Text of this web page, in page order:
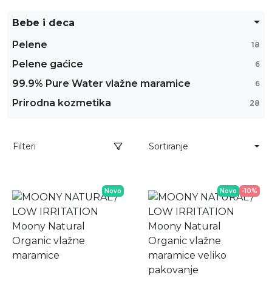
Bebe i deca
Pelene
18
Pelene gaćice 6
99.9% Pure Water vlažne maramice 6
Prirodna kozmetika 28
Filteri Sortiranje
Novo Novo -10%